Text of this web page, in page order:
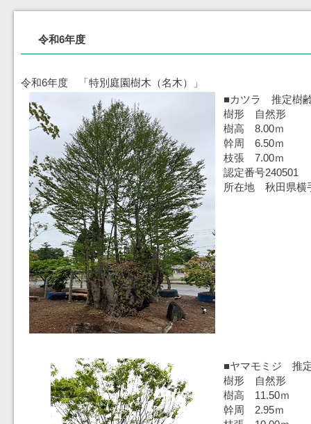
令和6年度
令和6年度 「特別庭園樹木（名木）」
■カツラ 推定樹
樹形 自然形
樹高 8.00ｍ
幹周 6.50ｍ
枝張 7.00ｍ
認定番号240501
所在地 秋田県横
■ヤマモミジ 推
樹形 自然形
樹高 11.50ｍ
幹周 2.95ｍ